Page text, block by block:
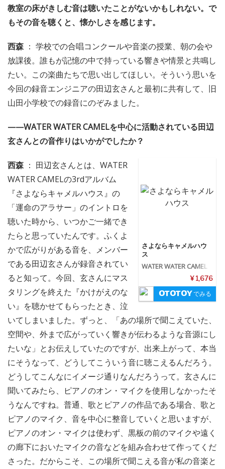
教室の床がきしむ音は聴いたことがないかもしれない。で
もその音を聴くと、懐かしさを感じます。
西森 ： 学校での合唱コンクールや音楽の授業、朝の会や
放課後。誰もが記憶の中で持っている響きや情景と共鳴し
たい。この楽曲たちで思い出してほしい。そういう思いを
今回の録音エンジニアの田辺玄さんと最初に共有して、旧
山田小学校での録音にのぞみました。
——WATER WATER CAMELを中心に活動されている田辺
玄さんとの音作りはいかがでしたか？
さよならキャメルハウ
ス
WATER WATER CAMEL
¥ 1,676
でみる
西森 ： 田辺玄さんとは、WATER
WATER CAMELの3rdアルバム
『さよならキャメルハウス』の
「運命のアラサー」のイントロを
聴いた時から、いつかご一緒でき
たらと思っていたんです。ふくよ
かで広がりがある音を、メンバー
である田辺玄さんが録音されてい
ると知って。今回、玄さんにマス
タリングを終えた『かけがえのな
い』を聴かせてもらったとき、泣
いてしまいました。ずっと、「あの場所で聞こえていた、
空間や、外まで広がっていく響きが伝わるような音源にし
たいな」とお伝えしていたのですが、出来上がって、本当
にそうなって、どうしてこういう音に聴こえるんだろう。
どうしてこんなにイメージ通りなんだろうって。玄さんに
聞いてみたら、ピアノのオン・マイクを使用しなかったそ
うなんですね。普通、歌とピアノの作品である場合、歌と
ピアノのマイク、音を中心に整音していくと思いますが、
ピアノのオン・マイクは使わず、黒板の前のマイクや遠く
の廊下においたマイクの音などを組み合わせて作ってくだ
さった。だからこそ、この場所で聞こえる音が私の音楽と